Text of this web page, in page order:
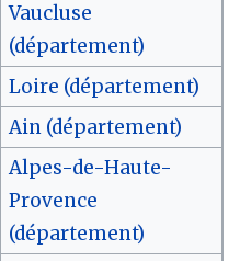
Vaucluse
(département)
Loire (département)
Ain (département)
Alpes-de-Haute-
Provence
(département)